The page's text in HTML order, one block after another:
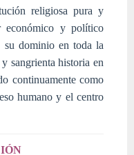
religiosa pura y
económico y político
su dominio en toda la
sangrienta historia en
continuamente como
humano y el centro